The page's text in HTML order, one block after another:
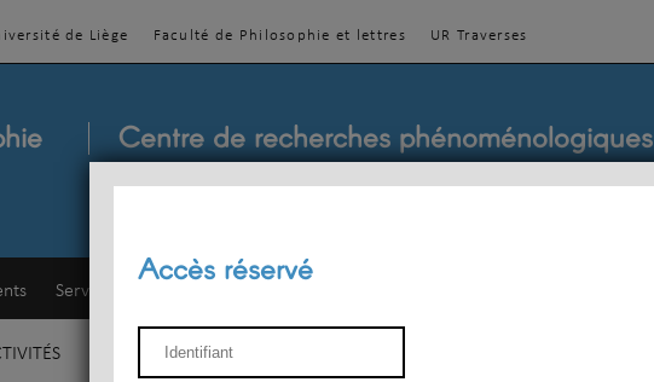
de Liège Faculté de Philosophie et lettres UR Traverses
Centre de recherches phénoménologiques
Service d'esthétique
ENSEIGNEMENT
Accès réservé